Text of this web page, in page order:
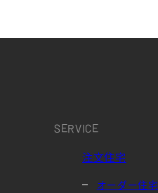
SERVICE
注文住宅
オーダー住宅